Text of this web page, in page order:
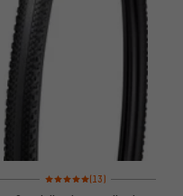
Note moyenne : 5 sur 5 d'après
(13)